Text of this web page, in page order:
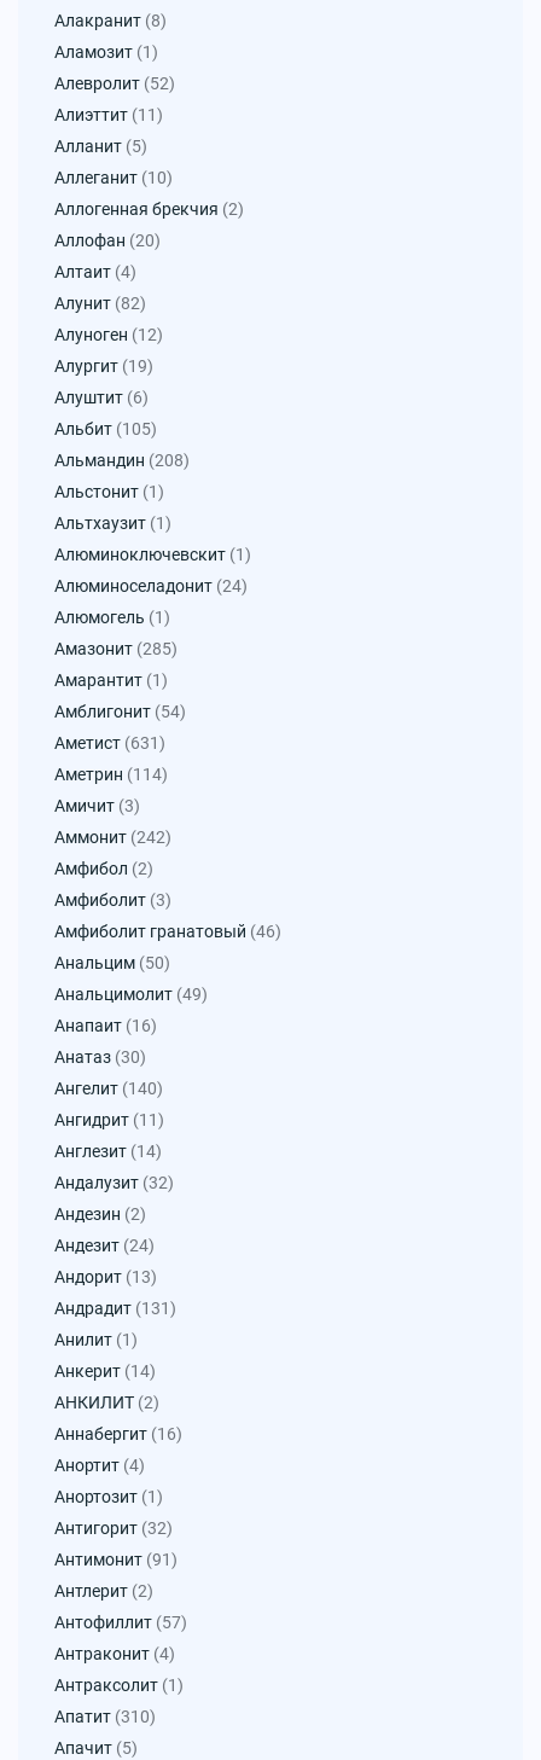
Алакранит (8)
Аламозит (1)
Алевролит (52)
Алиэттит (11)
Алланит (5)
Аллеганит (10)
Аллогенная брекчия (2)
Аллофан (20)
Алтаит (4)
Алунит (82)
Алуноген (12)
Алургит (19)
Алуштит (6)
Альбит (105)
Альмандин (208)
Альстонит (1)
Альтхаузит (1)
Алюминоключевскит (1)
Алюминоселадонит (24)
Алюмогель (1)
Амазонит (285)
Амарантит (1)
Амблигонит (54)
Аметист (631)
Аметрин (114)
Амичит (3)
Аммонит (242)
Амфибол (2)
Амфиболит (3)
Амфиболит гранатовый (46)
Анальцим (50)
Анальцимолит (49)
Анапаит (16)
Анатаз (30)
Ангелит (140)
Ангидрит (11)
Англезит (14)
Андалузит (32)
Андезин (2)
Андезит (24)
Андорит (13)
Андрадит (131)
Анилит (1)
Анкерит (14)
АНКИЛИТ (2)
Аннабергит (16)
Анортит (4)
Анортозит (1)
Антигорит (32)
Антимонит (91)
Антлерит (2)
Антофиллит (57)
Антраконит (4)
Антраксолит (1)
Апатит (310)
Апачит (5)